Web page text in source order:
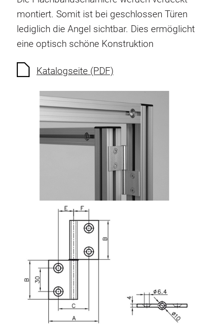
Verdrehsicherungen
Gewindeeinsätze
Bodenverbindungselemente
Kunststoffelemente
Flächenelemente
Scharniere und Gelenke
Beschläge
Pneumatik Elemente
Hubsäulen
Rollbahnsystem
montiert. Somit ist bei geschlossen Türen
lediglich die Angel sichtbar. Dies ermöglicht
eine optisch schöne Konstruktion
Katalogseite (PDF)